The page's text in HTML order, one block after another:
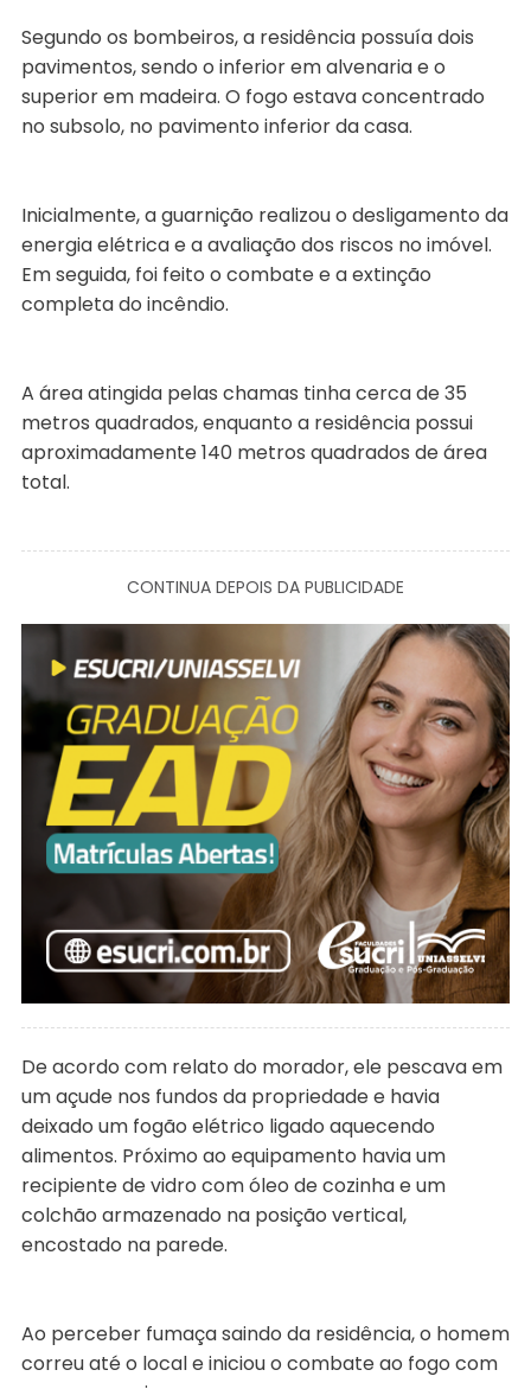
Segundo os bombeiros, a residência possuía dois
pavimentos, sendo o inferior em alvenaria e o
superior em madeira. O fogo estava concentrado
no subsolo, no pavimento inferior da casa.
Inicialmente, a guarnição realizou o desligamento da
energia elétrica e a avaliação dos riscos no imóvel.
Em seguida, foi feito o combate e a extinção
completa do incêndio.
A área atingida pelas chamas tinha cerca de 35
metros quadrados, enquanto a residência possui
aproximadamente 140 metros quadrados de área
total.
CONTINUA DEPOIS DA PUBLICIDADE
De acordo com relato do morador, ele pescava em
um açude nos fundos da propriedade e havia
deixado um fogão elétrico ligado aquecendo
alimentos. Próximo ao equipamento havia um
recipiente de vidro com óleo de cozinha e um
colchão armazenado na posição vertical,
encostado na parede.
Ao perceber fumaça saindo da residência, o homem
correu até o local e iniciou o combate ao fogo com